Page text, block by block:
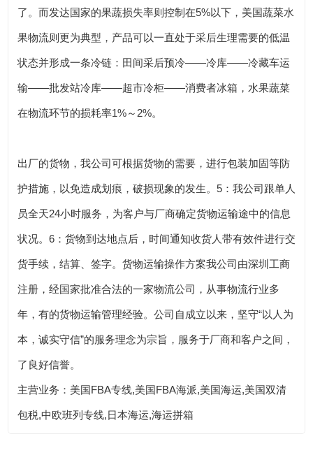
了。而发达国家的果蔬损失率则控制在5%以下，美国蔬菜水
果物流则更为典型，产品可以一直处于采后生理需要的低温
状态并形成一条冷链：田间采后预冷——冷库——冷藏车运
输——批发站冷库——超市冷柜——消费者冰箱，水果蔬菜
在物流环节的损耗率1%～2%。
出厂的货物，我公司可根据货物的需要，进行包装加固等防
护措施，以免造成划痕，破损现象的发生。5：我公司跟单人
员全天24小时服务，为客户与厂商确定货物运输途中的信息
状况。6：货物到达地点后，时间通知收货人带有效件进行交
货手续，结算、签字。货物运输操作方案我公司由深圳工商
注册，经国家批准合法的一家物流公司，从事物流行业多
年，有的货物运输管理经验。公司自成立以来，坚守“以人为
本，诚实守信”的服务理念为宗旨，服务于厂商和客户之间，
了良好信誉。
主营业务：美国FBA专线,美国FBA海派,美国海运,美国双清
包税,中欧班列专线,日本海运,海运拼箱